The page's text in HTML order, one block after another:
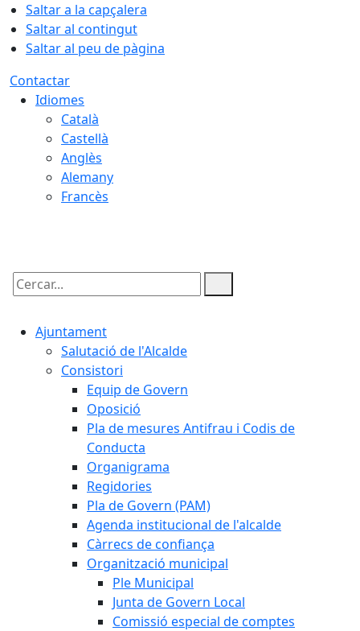
Saltar a la capçalera
Saltar al contingut
Saltar al peu de pàgina
Contactar
Idiomes
Català
Castellà
Anglès
Alemany
Francès
Cercar:
Ajuntament
Salutació de l'Alcalde
Consistori
Equip de Govern
Oposició
Pla de mesures Antifrau i Codis de
Conducta
Organigrama
Regidories
Pla de Govern (PAM)
Agenda institucional de l'alcalde
Càrrecs de confiança
Organització municipal
Ple Municipal
Junta de Govern Local
Comissió especial de comptes